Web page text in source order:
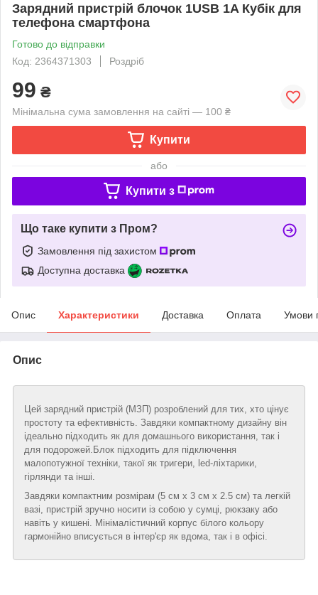
Зарядний пристрій блочок 1USB 1A Кубік для
телефона смартфона
Готово до відправки
Код: 2364371303
Роздріб
99 ₴
Мінімальна сума замовлення на сайті — 100 ₴
Купити
або
Купити з
Що таке купити з Пром?
Замовлення під захистом
Доступна доставка
Опис Характеристики Доставка Оплата Умови
Опис
Цей зарядний пристрій (МЗП) розроблений для тих, хто цінує
простоту та ефективність. Завдяки компактному дизайну він
ідеально підходить як для домашнього використання, так і
для подорожей.Блок підходить для підключення
малопотужної техніки, такої як тригери, led-ліхтарики,
гірлянди та інші.
Завдяки компактним розмірам (5 см x 3 см x 2.5 см) та легкій
вазі, пристрій зручно носити із собою у сумці, рюкзаку або
навіть у кишені. Мінімалістичний корпус білого кольору
гармонійно вписується в інтер'єр як вдома, так і в офісі.